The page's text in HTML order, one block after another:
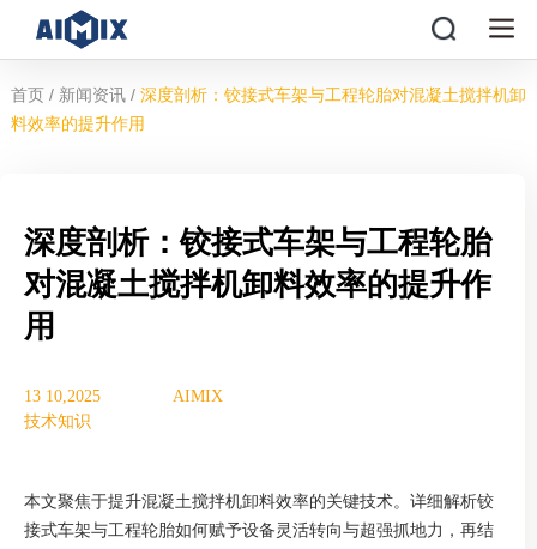
首页 / 新闻资讯 / 深度剖析：铰接式车架与工程轮胎对混凝土搅拌机卸
料效率的提升作用
深度剖析：铰接式车架与工程轮胎
对混凝土搅拌机卸料效率的提升作
用
13 10,2025
AIMIX
技术知识
本文聚焦于提升混凝土搅拌机卸料效率的关键技术。详细解析铰
接式车架与工程轮胎如何赋予设备灵活转向与超强抓地力，再结